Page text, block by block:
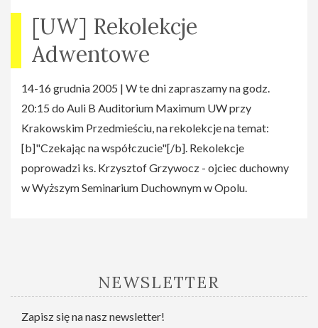
[UW] Rekolekcje
Adwentowe
14-16 grudnia 2005 | W te dni zapraszamy na godz.
20:15 do Auli B Auditorium Maximum UW przy
Krakowskim Przedmieściu, na rekolekcje na temat:
[b]"Czekając na współczucie"[/b]. Rekolekcje
poprowadzi ks. Krzysztof Grzywocz - ojciec duchowny
w Wyższym Seminarium Duchownym w Opolu.
NEWSLETTER
Zapisz się na nasz newsletter!